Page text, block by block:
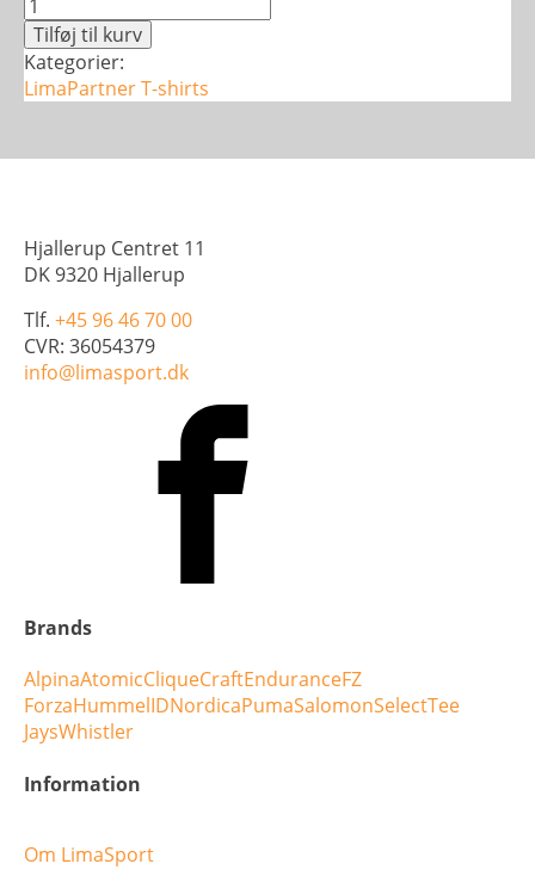
T-
shirt,
bomuld
med
ærmer
antal
Tilføj til kurv
Kategorier:
LimaPartnerT-shirts
Hjallerup Centret 11
DK 9320 Hjallerup
Tlf. +45 96 46 70 00
CVR: 36054379
info@limasport.dk
Brands
AlpinaAtomicCliqueCraftEnduranceFZ
ForzaHummelIDNordicaPumaSalomonSelectTee
JaysWhistler
Information
Om LimaSport